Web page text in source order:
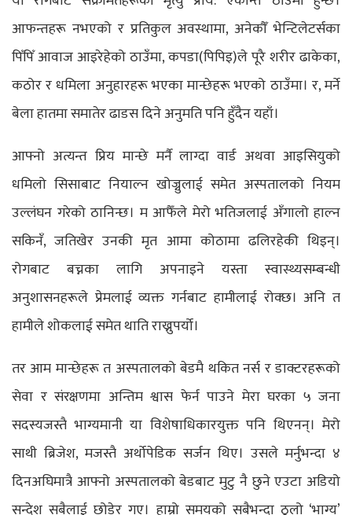
आफन्तहरू नभएको र प्रतिकुल अवस्थामा, अनेकौँ भेन्टिलेटर्सका
पिँपिँ आवाज आइरेहेको ठाउँमा, कपडा(पिपिइ)ले पूरै शरीर ढाकेका,
कठोर र धमिला अनुहारहरू भएका मान्छेहरू भएको ठाउँमा। र, मर्ने
बेला हातमा समातेर ढाडस दिने अनुमति पनि हुँदैन यहाँ।
आफ्नो अत्यन्त प्रिय मान्छे मर्नै लाग्दा वार्ड अथवा आइसियुको
धमिलो सिसाबाट नियाल्न खोज्नुलाई समेत अस्पतालको नियम
उल्लंघन गरेको ठानिन्छ। म आफैँले मेरो भतिजलाई अँगालो हाल्न
सकिनँ, जतिखेर उनकी मृत आमा कोठामा ढलिरहेकी थिइन्।
रोगबाट बच्नका लागि अपनाइने यस्ता स्वास्थ्यसम्बन्धी
अनुशासनहरूले प्रेमलाई व्यक्त गर्नबाट हामीलाई रोक्छ। अनि त
हामीले शोकलाई समेत थाति राख्नुपर्यो।
तर आम मान्छेहरू त अस्पतालको बेडमै थकित नर्स र डाक्टरहरूको
सेवा र संरक्षणमा अन्तिम श्वास फेर्न पाउने मेरा घरका ५ जना
सदस्यजस्तै भाग्यमानी या विशेषाधिकारयुक्त पनि थिएनन्। मेरो
साथी ब्रिजेश, मजस्तै अर्थोपेडिक सर्जन थिए। उसले मर्नुभन्दा ४
दिनअघिमात्रै आफ्नो अस्पतालको बेडबाट मुटु नै छुने एउटा अडियो
सन्देश सबैलाई छोडेर गए। हाम्रो समयको सबैभन्दा ठूलो ‘भाग्य’